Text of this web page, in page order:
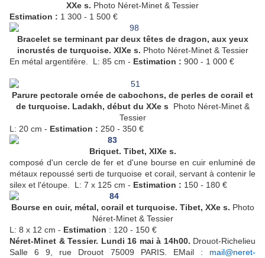
XXe s. Photo Néret-Minet & Tessier
Estimation : 1 300 - 1 500 €
Bracelet se terminant par deux têtes de dragon, aux yeux
incrustés de turquoise. XIXe s. Photo Néret-Minet & Tessier
En métal argentifère. L: 85 cm - Estimation : 900 - 1 000 €
Parure pectorale ornée de cabochons, de perles de corail et
de turquoise. Ladakh, début du XXe s Photo Néret-Minet &
Tessier
L: 20 cm - Estimation : 250 - 350 €
Briquet. Tibet, XIXe s.
composé d'un cercle de fer et d'une bourse en cuir enluminé de
métaux repoussé serti de turquoise et corail, servant à contenir le
silex et l'étoupe. L: 7 x 125 cm - Estimation : 150 - 180 €
Bourse en cuir, métal, corail et turquoise. Tibet, XXe s. Photo
Néret-Minet & Tessier
L: 8 x 12 cm - Estimation : 120 - 150 €
Néret-Minet & Tessier. Lundi 16 mai à 14h00. Drouot-Richelieu
Salle 6 9, rue Drouot 75009 PARIS. EMail : mail@neret-